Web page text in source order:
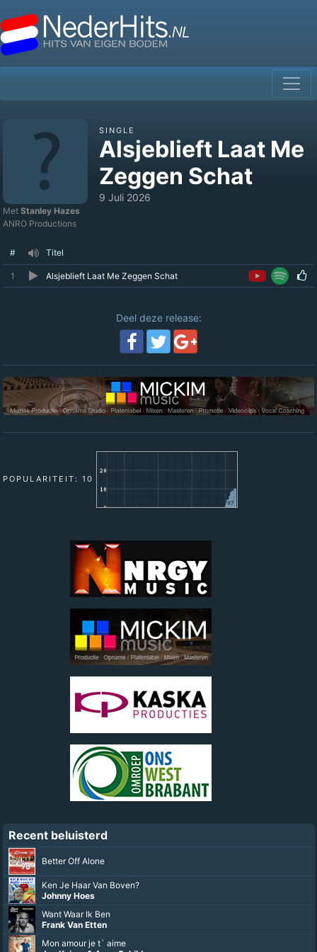
SINGLE
Alsjeblieft Laat Me
Zeggen Schat
9 Juli 2026
Met Stanley Hazes
ANRO Productions
# Titel
1 Alsjeblieft Laat Me Zeggen Schat
Deel deze release:
POPULARITEIT: 10
Recent beluisterd
Better Off Alone
Ken Je Haar Van Boven?
Johnny Hoes
Want Waar Ik Ben
Frank Van Etten
Mon amour je t` aime